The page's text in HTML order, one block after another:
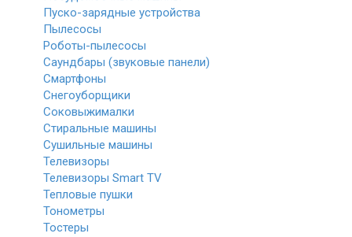
Пуско-зарядные устройства
Пылесосы
Роботы-пылесосы
Саундбары (звуковые панели)
Смартфоны
Снегоуборщики
Соковыжималки
Стиральные машины
Сушильные машины
Телевизоры
Телевизоры Smart TV
Тепловые пушки
Тонометры
Тостеры